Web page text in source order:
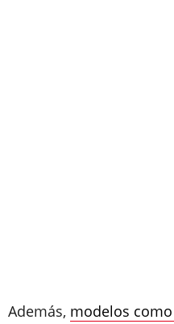
Además, modelos